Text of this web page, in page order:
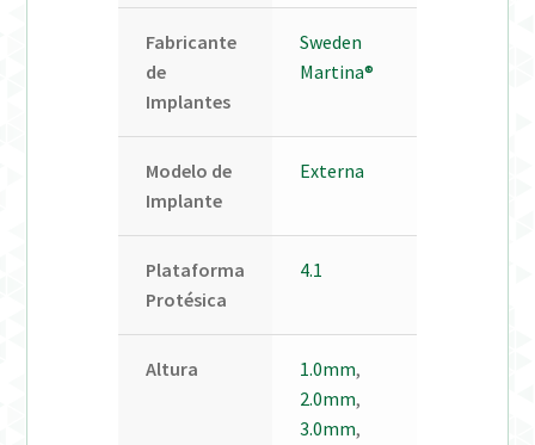
Fabricante
de
Implantes
Sweden
Martina®
Modelo de
Implante
Externa
Plataforma
Protésica
4.1
Altura 1.0mm,
2.0mm,
3.0mm,